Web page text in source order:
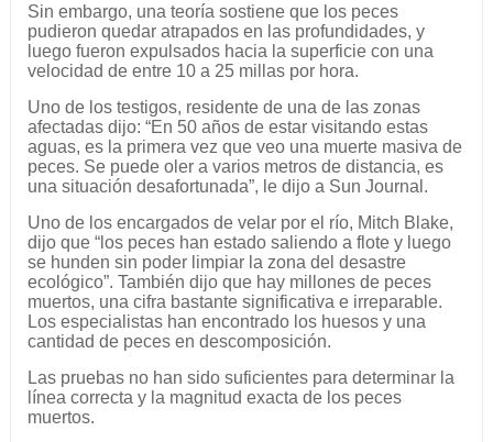
Sin embargo, una teoría sostiene que los peces
pudieron quedar atrapados en las profundidades, y
luego fueron expulsados hacia la superficie con una
velocidad de entre 10 a 25 millas por hora.
Uno de los testigos, residente de una de las zonas
afectadas dijo: “En 50 años de estar visitando estas
aguas, es la primera vez que veo una muerte masiva de
peces. Se puede oler a varios metros de distancia, es
una situación desafortunada”, le dijo a Sun Journal.
Uno de los encargados de velar por el río, Mitch Blake,
dijo que “los peces han estado saliendo a flote y luego
se hunden sin poder limpiar la zona del desastre
ecológico”. También dijo que hay millones de peces
muertos, una cifra bastante significativa e irreparable.
Los especialistas han encontrado los huesos y una
cantidad de peces en descomposición.
Las pruebas no han sido suficientes para determinar la
línea correcta y la magnitud exacta de los peces
muertos.